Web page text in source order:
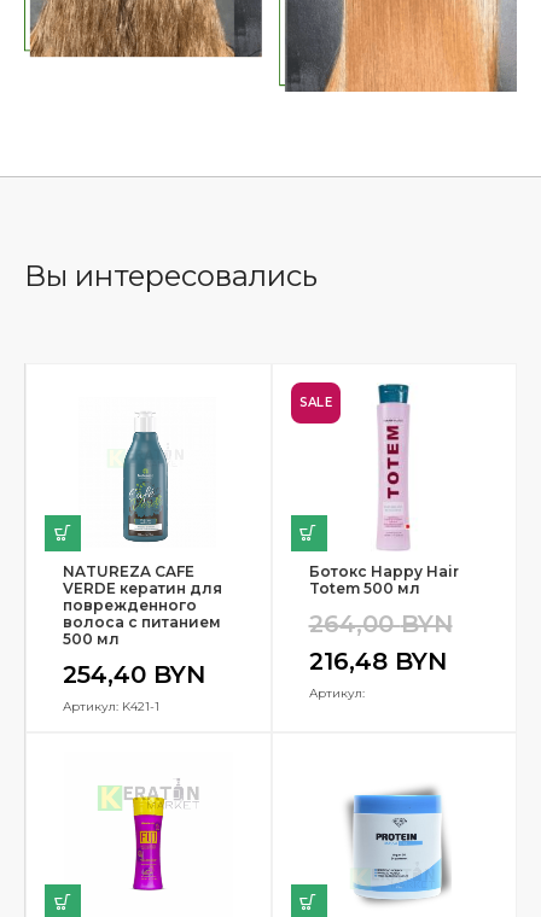
Вы интересовались
NATUREZA CAFE
VERDE кератин для
поврежденного
волоса с питанием
500 мл
254,40 BYN
Артикул: K421-1
SALE
Ботокс Happy Hair
Totem 500 мл
264,00BYN
216,48 BYN
Артикул: